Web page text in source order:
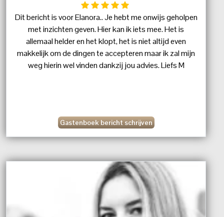
Dit bericht is voor Elanora.. Je hebt me onwijs geholpen
met inzichten geven. Hier kan ik iets mee. Het is
allemaal helder en het klopt, het is niet altijd even
makkelijk om de dingen te accepteren maar ik zal mijn
weg hierin wel vinden dankzij jou advies. Liefs M
Gastenboek bericht schrijven